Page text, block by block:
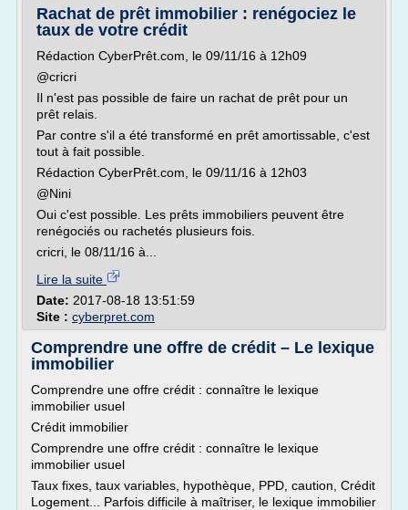
Rachat de prêt immobilier : renégociez le
taux de votre crédit
Rédaction CyberPrêt.com, le 09/11/16 à 12h09
@cricri
Il n'est pas possible de faire un rachat de prêt pour un
prêt relais.
Par contre s'il a été transformé en prêt amortissable, c'est
tout à fait possible.
Rédaction CyberPrêt.com, le 09/11/16 à 12h03
@Nini
Oui c'est possible. Les prêts immobiliers peuvent être
renégociés ou rachetés plusieurs fois.
cricri, le 08/11/16 à...
Lire la suite
Date: 2017-08-18 13:51:59
Site : cyberpret.com
Comprendre une offre de crédit – Le lexique
immobilier
Comprendre une offre crédit : connaître le lexique
immobilier usuel
Crédit immobilier
Comprendre une offre crédit : connaître le lexique
immobilier usuel
Taux fixes, taux variables, hypothèque, PPD, caution, Crédit
Logement... Parfois difficile à maîtriser, le lexique immobilier